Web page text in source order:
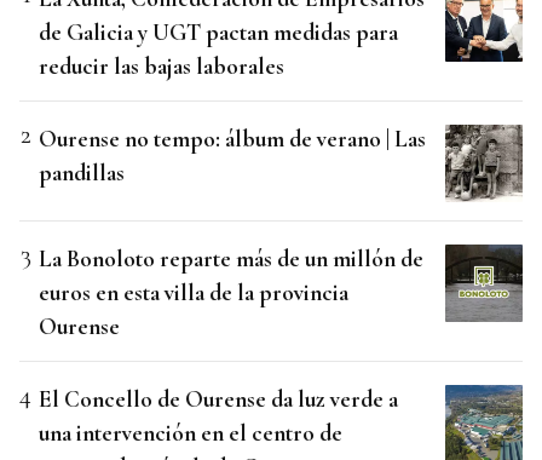
de Galicia y UGT pactan medidas para
reducir las bajas laborales
Ourense no tempo: álbum de verano | Las
pandillas
La Bonoloto reparte más de un millón de
euros en esta villa de la provincia
Ourense
El Concello de Ourense da luz verde a
una intervención en el centro de